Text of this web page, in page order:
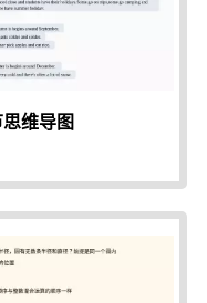
维导图